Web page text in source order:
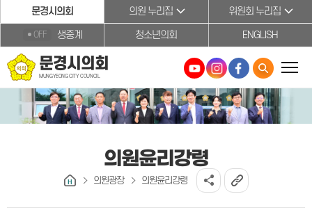
본문바로가기문경시의회 의원 누리집 위원회 누리집
OFF 생중계 청소년의회 ENGLISH
문경시의회
MUNGYEONG CITY COUNCIL
의원윤리강령
의원광장 의원윤리강령